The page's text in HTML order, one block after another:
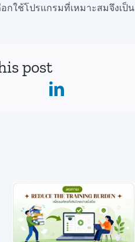
กใช้โปรแกรมที่เหมาะสมจึงเป็น
post